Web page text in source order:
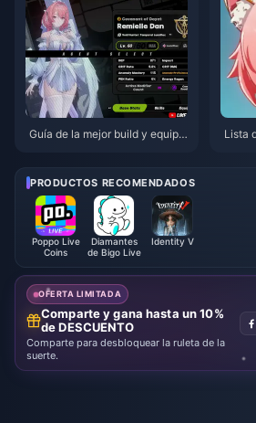
Guía de la mejor build y equipo
Lista
PRODUCTOS RECOMENDADOS
Poppo Live
Coins
Diamantes
de Bigo Live
Identity V
OFERTA LIMITADA
Comparte y gana hasta un 10%
de DESCUENTO
Comparte para desbloquear la ruleta de la
suerte.